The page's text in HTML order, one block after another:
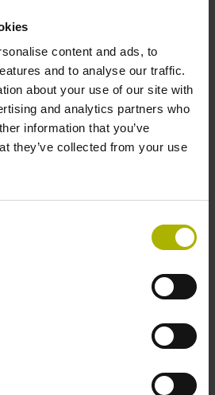
content and ads, to
and to analyse our traffic.
about your use of our site with
and analytics partners who
information that you’ve
they’ve collected from your use
são sinónimo de
operação intuitiva, versatilidade
resultados de
alto desempenho. Quando
contacto de alta precisão,
de ferramentas e tecnologia de
do processo em